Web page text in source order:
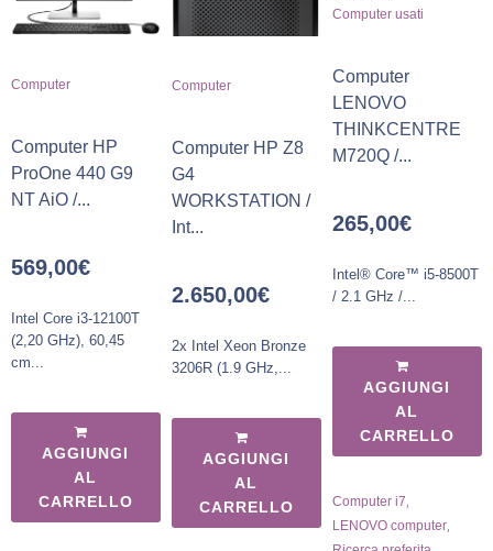
Computer
Computer HP
ProOne 440 G9
NT AiO /...
569,00€
Intel Core i3-12100T
(2,20 GHz), 60,45
cm...
AGGIUNGI
AL
CARRELLO
Computer
Computer HP Z8
G4
WORKSTATION /
Int...
2.650,00€
2x Intel Xeon Bronze
3206R (1.9 GHz,...
AGGIUNGI
AL
CARRELLO
Computer usati
Computer
LENOVO
THINKCENTRE
M720Q /...
265,00€
Intel® Core™ i5-8500T
/ 2.1 GHz /...
AGGIUNGI
AL
CARRELLO
Computer i7,
LENOVO computer,